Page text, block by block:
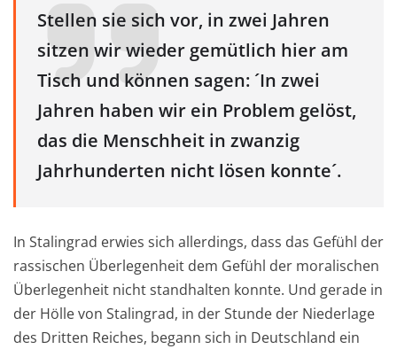
Stellen sie sich vor, in zwei Jahren
sitzen wir wieder gemütlich hier am
Tisch und können sagen: ´In zwei
Jahren haben wir ein Problem gelöst,
das die Menschheit in zwanzig
Jahrhunderten nicht lösen konnte´.
In Stalingrad erwies sich allerdings, dass das Gefühl der
rassischen Überlegenheit dem Gefühl der moralischen
Überlegenheit nicht standhalten konnte. Und gerade in
der Hölle von Stalingrad, in der Stunde der Niederlage
des Dritten Reiches, begann sich in Deutschland ein